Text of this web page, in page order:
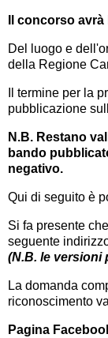
Il concorso
Del luogo e
della Regione
Il termine per la
pubblicazione
N.B. Restano
bando
negativo.
Qui di seguito è
Si fa presente
seguente
(N.B. le versioni
La domanda
riconoscimento
Pagina